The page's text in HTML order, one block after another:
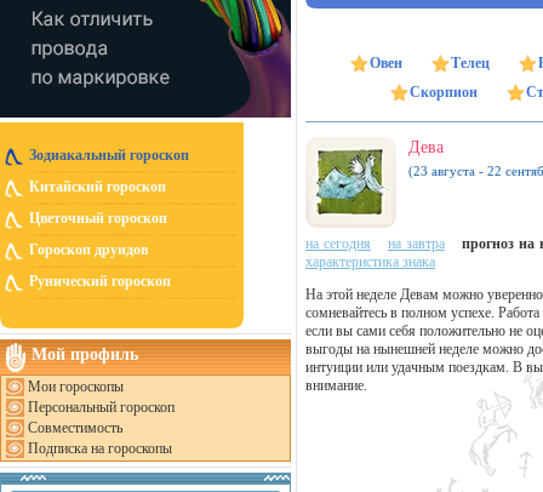
Зодиакальный гороскоп
Китайский гороскоп
Цветочный гороскоп
Гороскоп друидов
Рунический гороскоп
Мой профиль
Мои гороскопы
Персональный гороскоп
Совместимость
Подписка на гороскопы
Овен Телец
Скорпион
Дева
(23 августа - 22
на сегодня на завтра
прогноз на
характеристика знака
На этой неделе Девам можно
сомневайтесь в полном успехе.
если вы сами себя положительно не
выгоды на нынешней неделе можно
интуиции или удачным поездкам. В
внимание.